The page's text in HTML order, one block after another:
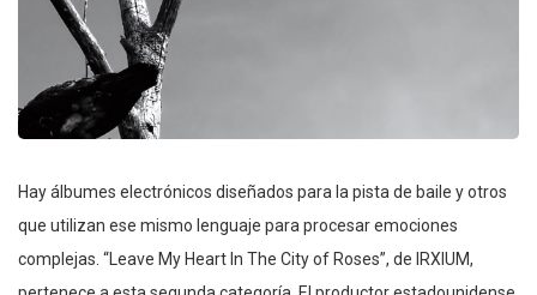
Hay álbumes electrónicos diseñados para la pista de baile y otros
que utilizan ese mismo lenguaje para procesar emociones
complejas. “Leave My Heart In The City of Roses”, de IRXIUM,